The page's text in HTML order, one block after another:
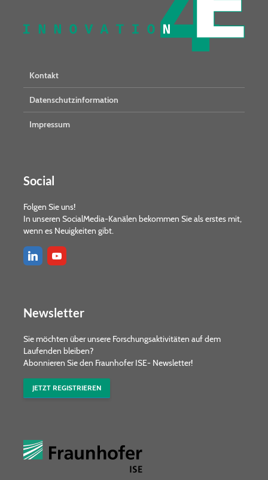
Kontakt
Datenschutzinformation
Impressum
Social
Folgen Sie uns!
In unseren SocialMedia-Kanälen bekommen Sie als erstes mit,
wenn es Neuigkeiten gibt.
Newsletter
Sie möchten über unsere Forschungs­aktivitäten auf dem
Laufenden bleiben?
Abonnieren Sie den Fraunhofer ISE- Newsletter!
JETZT REGISTRIEREN